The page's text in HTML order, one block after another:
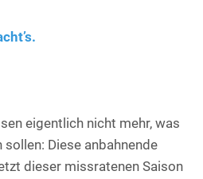
eigentlich nicht mehr, was
Diese anbahnende
dieser missratenen Saison